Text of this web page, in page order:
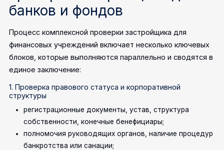
банков и фондов
Процесс комплексной проверки застройщика для
финансовых учреждений включает несколько ключевых
блоков, которые выполняются параллельно и сводятся в
единое заключение:
1. Проверка правового статуса и корпоративной
структуры
регистрационные документы, устав, структура
собственности, конечные бенефициары;
полномочия руководящих органов, наличие процедур
банкротства или санации;